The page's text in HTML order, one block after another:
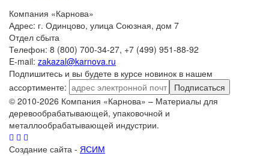
Компания «Карнова»
Адрес: г. Одинцово, улица Союзная, дом 7
Отдел сбыта
Телефон: 8 (800) 700-34-27, +7 (499) 951-88-92
E-mail: zakazal@karnova.ru
Подпишитесь и вы будете в курсе новинок в нашем
ассортименте:
Подписаться
© 2010-2026 Компания «Карнова» – Материалы для
деревообрабатывающей, упаковочной и
металлообрабатывающей индустрии.
Создание сайта - ЯСИМ